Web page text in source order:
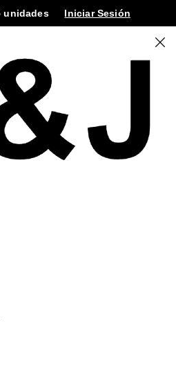
unidades Iniciar Sesión